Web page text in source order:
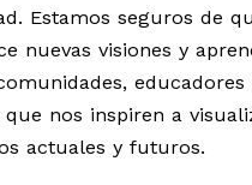
Estamos seguros de
nuevas visiones y
educadores
que nos inspiren a
actuales y futuros.